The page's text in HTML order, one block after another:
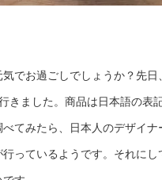
でお過ごしでしょうか？先
きました。商品は日本語の表
てみたら、日本人のデザイ
っているようです。それに